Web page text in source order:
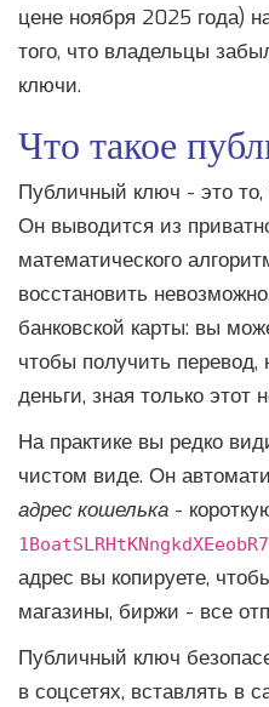
цене ноября 2025 года)
того, что владельцы
ключи.
Что такое
Публичный ключ - это то,
Он выводится из
математического
восстановить
банковской карты: вы
чтобы получить перевод,
деньги, зная только этот
На практике вы редко
чистом виде. Он
адрес кошелька -
адрес вы копируете,
магазины, биржи - все
Публичный ключ
в соцсетях, вставлять в